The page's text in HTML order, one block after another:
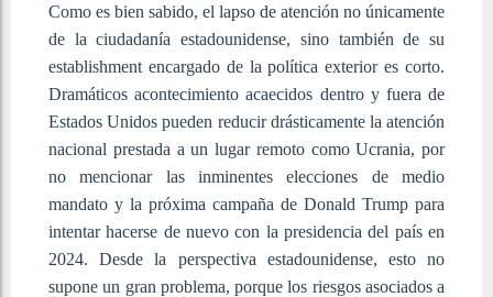
Como es bien sabido, el lapso de atención no únicamente
de la ciudadanía estadounidense, sino también de su
establishment encargado de la política exterior es corto.
Dramáticos acontecimiento acaecidos dentro y fuera de
Estados Unidos pueden reducir drásticamente la atención
nacional prestada a un lugar remoto como Ucrania, por
no mencionar las inminentes elecciones de medio
mandato y la próxima campaña de Donald Trump para
intentar hacerse de nuevo con la presidencia del país en
2024. Desde la perspectiva estadounidense, esto no
supone un gran problema, porque los riesgos asociados a